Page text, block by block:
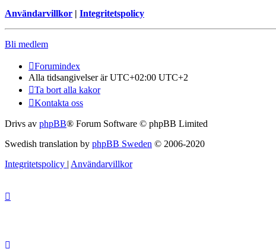
Användarvillkor | Integritetspolicy
Bli medlem
Forumindex
Alla tidsangivelser är UTC+02:00 UTC+2
Ta bort alla kakor
Kontakta oss
Drivs av phpBB® Forum Software © phpBB Limited
Swedish translation by phpBB Sweden © 2006-2020
Integritetspolicy | Användarvillkor